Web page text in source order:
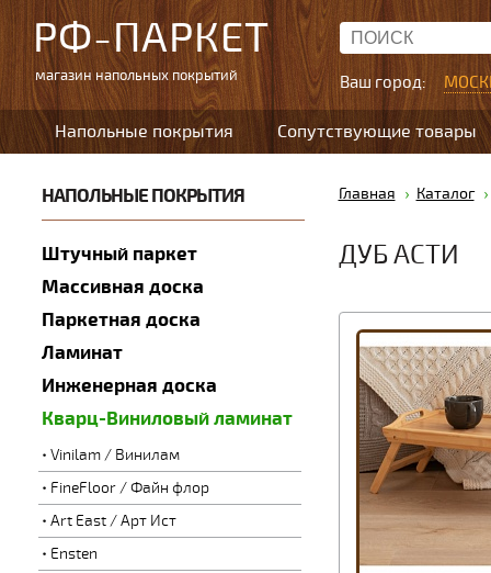
РФ-ПАРКЕТ
магазин напольных покрытий Ваш город:
Напольные покрытия Сопутствующие товары
НАПОЛЬНЫЕ ПОКРЫТИЯ
Штучный паркет
Массивная доска
Паркетная доска
Ламинат
Инженерная доска
Кварц-Виниловый ламинат
Vinilam / Винилам
FineFloor / Файн флор
Art East / Арт Ист
Ensten
Главная Каталог
ДУБ АСТИ